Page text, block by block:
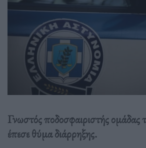
Γνωστός ποδοσφαιριστής
έπεσε θύμα διάρρηξης.